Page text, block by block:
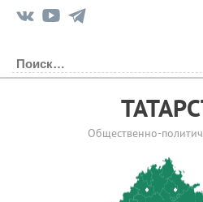
Общественно-